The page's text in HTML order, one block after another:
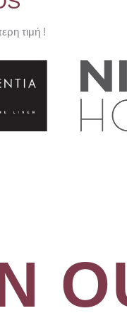
τιμή !